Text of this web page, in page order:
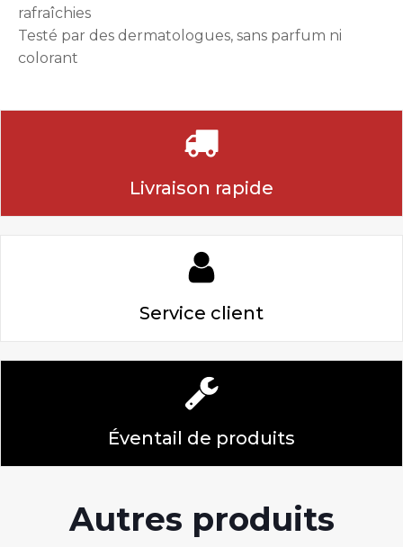
rafraîchies
Testé par des dermatologues, sans parfum ni
colorant
Livraison rapide
Service client
Éventail de produits
Autres produits